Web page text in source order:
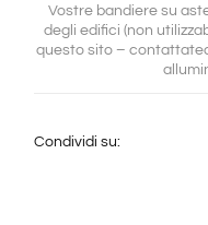
Vostre bandiere su
degli edifici (non
questo sito –
Condividi su: